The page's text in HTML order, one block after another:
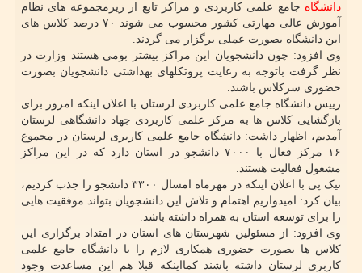
دانشگاه جامع علمی کاربردی و مراکز تابع از زیرمجموعه های نظام
آموزش عالی مهارتی کشور محسوب می شوند ۷۰ درصد کلاس های
این دانشگاه بصورت عملی برگزار می گردند.
وی افزود: چون دانشجویان این مراکز بیشتر بومی هستند وزارت در
نظر گرفت باتوجه به رعایت پروتکلهای بهداشتی دانشجویان بصورت
حضوری سرکلاس باشند.
رییس دانشگاه جامع علمی کاربردی لرستان با اعلان اینکه امروز برای
بازگشایی کلاس ها به مرکز علمی کاربردی جهاد دانشگاهی لرستان
آمدیم، اظهار داشت: دانشگاه جامع علمی کاربری لرستان در مجموع
۱۶ مرکز فعال با ۷۰۰۰ دانشجو در استان دارد که در این مراکز
مشغول فعالیت هستند.
نیک پی با اعلان اینکه در مهرماه امسال ۳۳۰۰ دانشجو را جذب کردیم،
بیان کرد: امیدواریم اهتمام و تلاش این دانشجویان بتواند موفقیت هایی
را برای توسعه استان به همراه داشته باشد.
وی افزود: از مسئولین شهرستان های استان در امتداد برگزاری این
کلاس ها بصورت حضوری همکاری لازم را با دانشگاه جامع علمی
کاربری لرستان داشته باشند کمااینکه قبلا هم این مساعدت وجود